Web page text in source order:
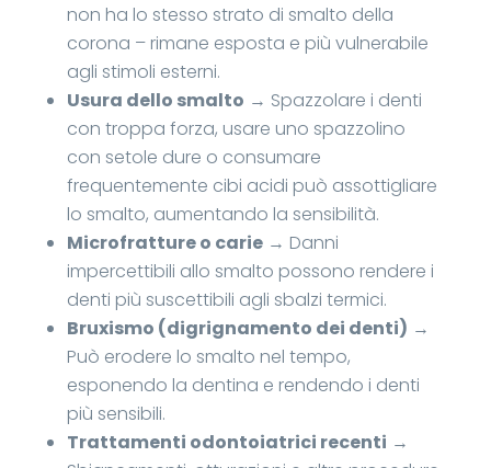
non ha lo stesso strato di smalto della
corona – rimane esposta e più vulnerabile
agli stimoli esterni.
Usura dello smalto → Spazzolare i denti
con troppa forza, usare uno spazzolino
con setole dure o consumare
frequentemente cibi acidi può assottigliare
lo smalto, aumentando la sensibilità.
Microfratture o carie→ Danni
impercettibili allo smalto possono rendere i
denti più suscettibili agli sbalzi termici.
Bruxismo (digrignamento dei denti) →
Può erodere lo smalto nel tempo,
esponendo la dentina e rendendo i denti
più sensibili.
Trattamenti odontoiatrici recenti →